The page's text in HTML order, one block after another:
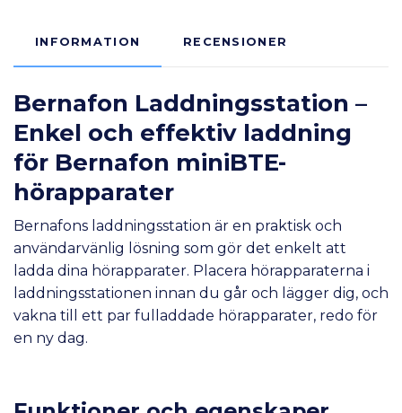
INFORMATION RECENSIONER
Bernafon Laddningsstation –
Enkel och effektiv laddning
för Bernafon miniBTE-
hörapparater
Bernafons laddningsstation är en praktisk och
användarvänlig lösning som gör det enkelt att
ladda dina hörapparater. Placera hörapparaterna i
laddningsstationen innan du går och lägger dig, och
vakna till ett par fulladdade hörapparater, redo för
en ny dag.